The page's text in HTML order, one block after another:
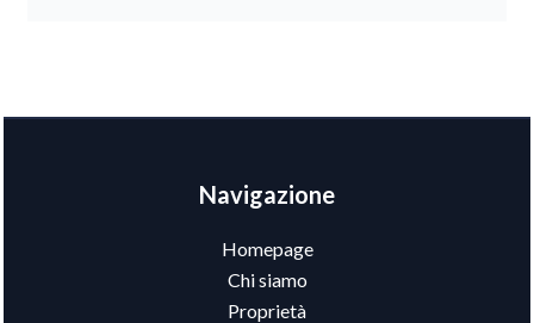
Navigazione
Homepage
Chi siamo
Proprietà